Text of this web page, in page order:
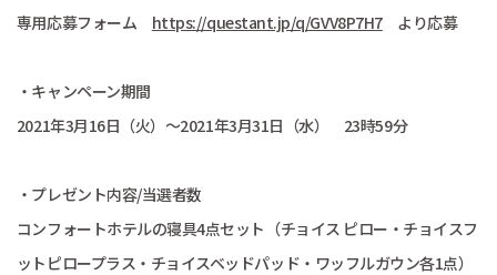
専用応募フォーム https://questant.jp/q/GVV8P7H7より応募
・キャンペーン期間
2021年3月16日（火）～2021年3月31日（水） 23時59分
・プレゼント内容/当選者数
コンフォートホテルの寝具4点セット（チョイス ピロー・チョイスフ
ットピロープラス・チョイスベッドパッド・ワッフルガウン各1点）